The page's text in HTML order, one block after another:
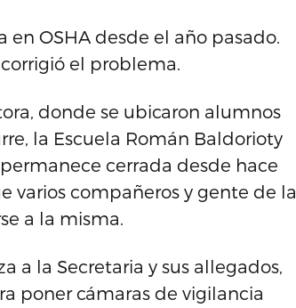
OSHA desde el año pasado.
el problema.
donde se ubicaron alumnos
la Escuela Román Baldorioty
cerrada desde hace
varios compañeros y gente de la
a la misma.
a la Secretaria y sus allegados,
poner cámaras de vigilancia